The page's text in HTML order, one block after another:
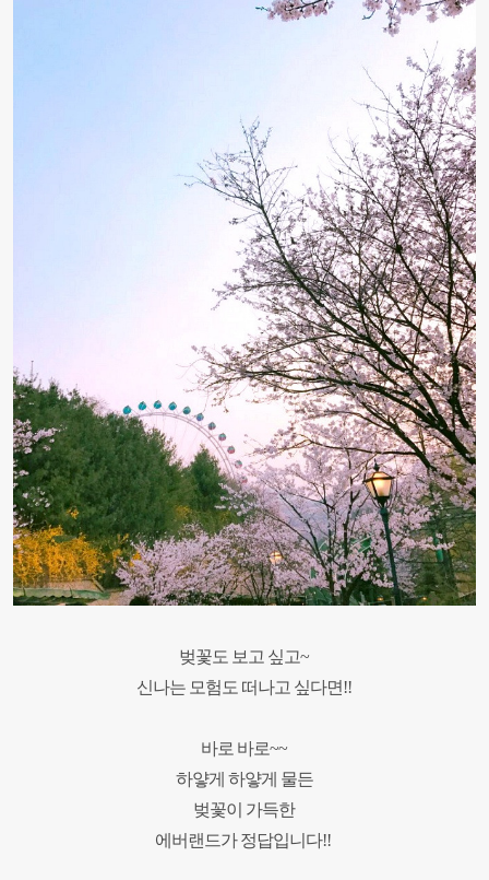
벚꽃도 보고 싶고~
신나는 모험도 떠나고 싶다면!!
바로 바로~~
하얗게 하얗게 물든
벚꽃이 가득한
에버랜드가 정답입니다!!